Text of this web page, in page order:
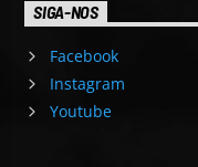
SIGA-NOS
Facebook
Instagram
Youtube